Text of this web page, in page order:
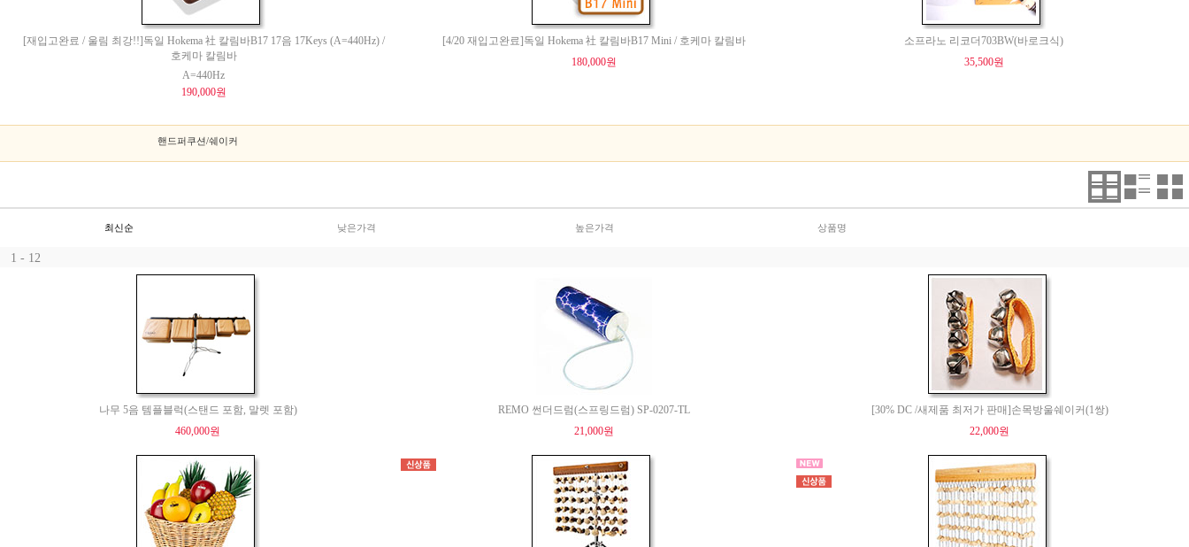
[재입고완료 / 울림 최강!!]독일 Hokema 社 칼림바B17 17음 17Keys (A=440Hz) /
호케마 칼림바
A=440Hz
190,000원
[4/20 재입고완료]독일 Hokema 社 칼림바B17 Mini / 호케마 칼림바
180,000원
소프라노 리코더703BW(바로크식)
35,500원
핸드퍼쿠션/쉐이커
최신순 낮은가격 높은가격 상품명
1 - 12
나무 5음 템플블럭(스탠드 포함, 말렛 포함)
460,000원
REMO 썬더드럼(스프링드럼) SP-0207-TL
21,000원
[30% DC /새제품 최저가 판매]손목방울쉐이커(1쌍)
22,000원